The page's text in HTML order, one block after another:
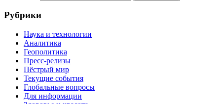
Рубрики
Наука и технологии
Аналитика
Геополитика
Пресс-релизы
Пёстрый мир
Текущие события
Глобальные вопросы
Для информации